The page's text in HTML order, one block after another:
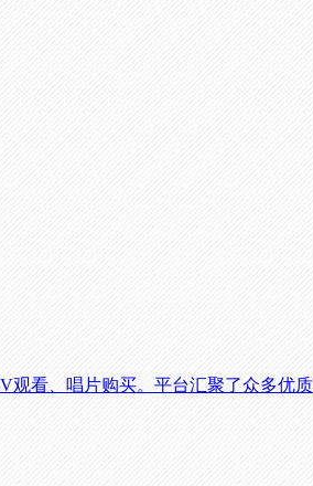
看、唱片购买。平台汇聚了众多优